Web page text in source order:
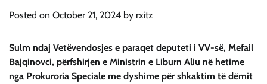
Posted on October 21, 2024 by rxitz
Sulm ndaj Vetëvendosjes e paraqet deputeti i VV-së, Mefail
Bajqinovci, përfshirjen e Ministrin e Liburn Aliu në hetime
nga Prokuroria Speciale me dyshime për shkaktim të dëmit